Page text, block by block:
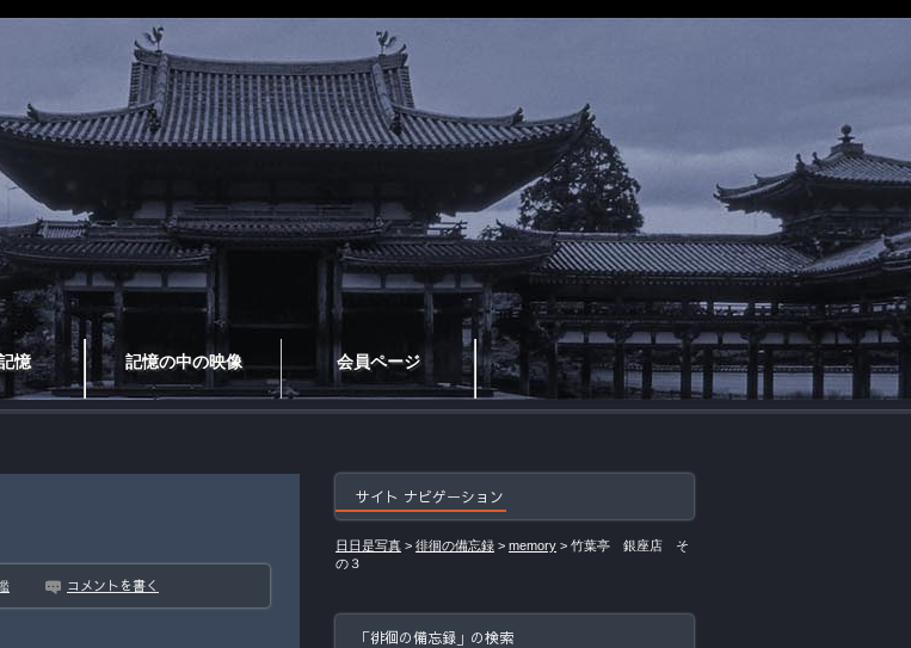
憶 記憶の中の映像 会員ページ
コメントを書く
サイト ナビゲーション
日日是写真 > 徘徊の備忘録 > memory > 竹葉亭 銀座店 そ
の３
「徘徊の備忘録」の検索